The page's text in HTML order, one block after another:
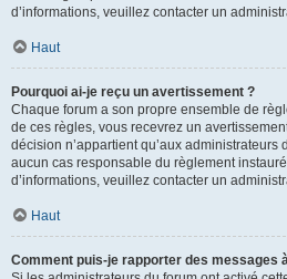
d’informations, veuillez contacter un
Haut
Pourquoi ai-je reçu un avertissement ?
Chaque forum a son propre ensemble de
de ces règles, vous recevrez un
décision n’appartient qu’aux administrateurs
aucun cas responsable du règlement
d’informations, veuillez contacter un
Haut
Comment puis-je rapporter des messages